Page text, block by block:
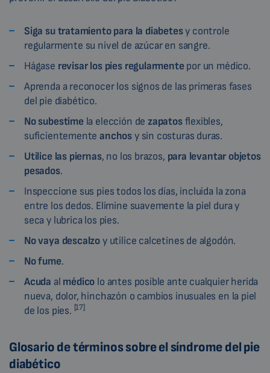
Siga su tratamiento para la diabetesy controle
regularmente su nivel de azúcar en sangre.
Hágase revisar los pies regularmentepor un médico.
Aprenda a reconocer los signos de las primeras fases
del pie diabético.
No subestimela elección de zapatosflexibles,
suficientementeanchosy sin costuras duras.
Utilice las piernas, no los brazos, para levantar objetos
pesados.
Inspeccione sus pies todos los días, incluida la zona
entre los dedos. Elimine suavemente la piel dura y
seca y lubrica los pies.
No vaya descalzoy utilice calcetines de algodón.
No fume.
Acuda al médico lo antes posible ante cualquier herida
nueva, dolor, hinchazón o cambios inusuales en la piel
de los pies. [17]
Glosario de términos sobre el síndrome del pie
diabético